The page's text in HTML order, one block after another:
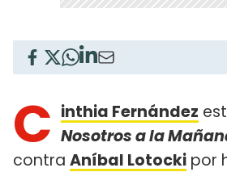
C inthia Fernández
Nosotros a la
contra Aníbal Lotocki por